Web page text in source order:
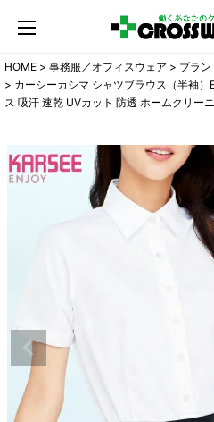
HOME 事務服／オフィスウェア ブラ
カーシーカシマ シャツブラウス（半袖
ス 吸汗 速乾 UVカット 防透 ホームクリー